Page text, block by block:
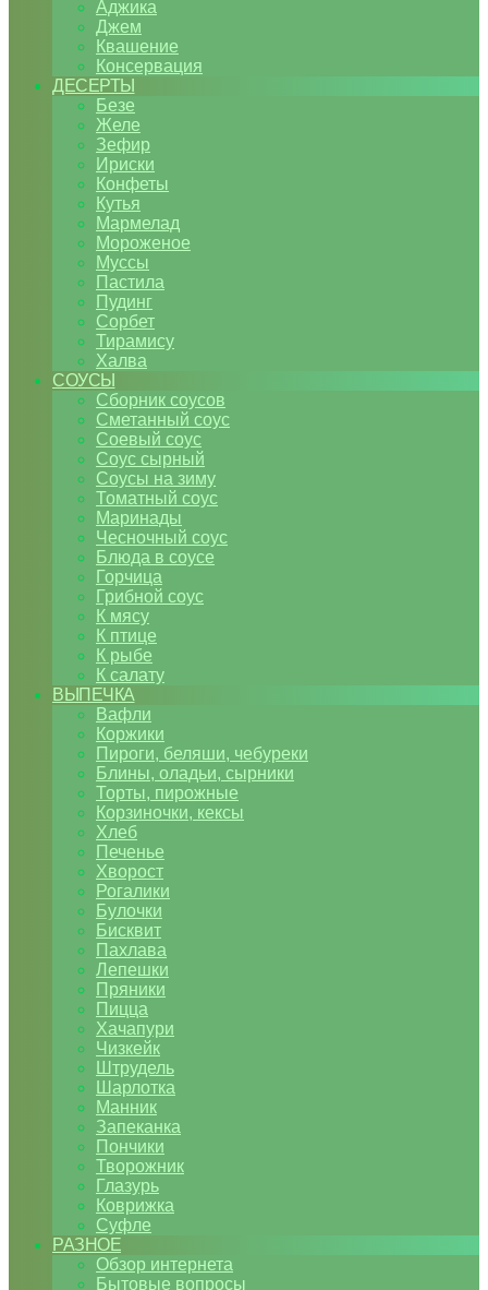
Аджика
Джем
Квашение
Консервация
ДЕСЕРТЫ
Безе
Желе
Зефир
Ириски
Конфеты
Кутья
Мармелад
Мороженое
Муссы
Пастила
Пудинг
Сорбет
Тирамису
Халва
СОУСЫ
Сборник соусов
Сметанный соус
Соевый соус
Соус сырный
Соусы на зиму
Томатный соус
Маринады
Чесночный соус
Блюда в соусе
Горчица
Грибной соус
К мясу
К птице
К рыбе
К салату
ВЫПЕЧКА
Вафли
Коржики
Пироги, беляши, чебуреки
Блины, оладьи, сырники
Торты, пирожные
Корзиночки, кексы
Хлеб
Печенье
Хворост
Рогалики
Булочки
Бисквит
Пахлава
Лепешки
Пряники
Пицца
Хачапури
Чизкейк
Штрудель
Шарлотка
Манник
Запеканка
Пончики
Творожник
Глазурь
Коврижка
Суфле
РАЗНОЕ
Обзор интернета
Бытовые вопросы